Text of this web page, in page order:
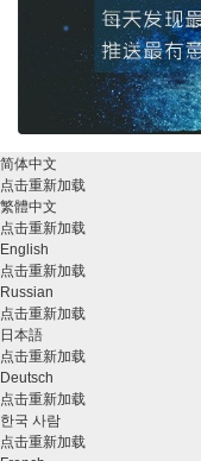
简体中文
点击重新加载
繁體中文
点击重新加载
English
点击重新加载
Russian
点击重新加载
日本語
点击重新加载
Deutsch
点击重新加载
한국 사람
点击重新加载